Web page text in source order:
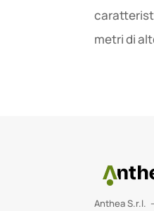
metri di
Anthea S.r.l.